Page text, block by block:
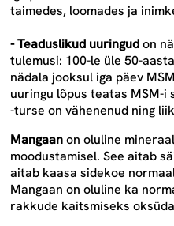
taimedes, loomades ja
-Teaduslikud uuringudon
tulemusi: 100-le üle 50-
nädala jooksul iga päev
uuringu lõpus teatas MSM-i
-turse on vähenenud ning
Mangaanon oluline
moodustamisel. See aitab
aitab kaasa sidekoe
Mangaan on oluline ka
rakkude kaitsmiseks